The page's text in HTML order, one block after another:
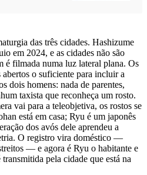
das três cidades. Hashizume
em 2024, e as cidades não são
é filmada numa luz lateral plana. Os
o suficiente para incluir a
dois homens: nada de parentes,
taxista que reconheça um rosto.
vai para a teleobjetiva, os rostos se
está em casa; Ryu é um japonês
dos avós dele aprendeu a
O registro vira doméstico —
— e agora é Ryu o habitante e
pela cidade que está na